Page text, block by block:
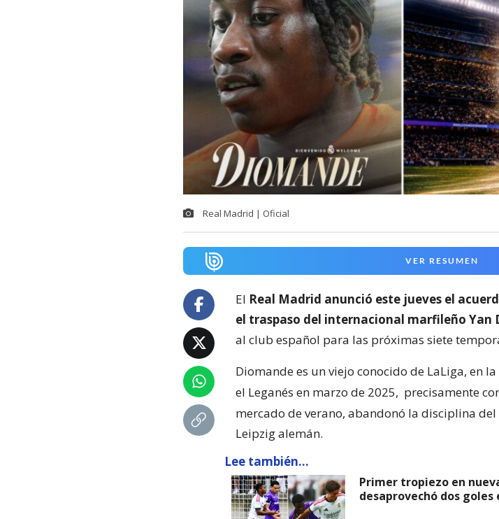
Real Madrid | Oficial
VER RESUMEN
El Real Madrid anunció este jueves el
el traspaso del internacional marfileño Yan
al club español para las próximas siete
Diomande es un viejo conocido de LaLiga, en
el Leganés en marzo de 2025, precisamente
mercado de verano, abandonó la disciplina
Leipzig alemán.
Lee también...
Primer tropiezo en
desaprovechó dos